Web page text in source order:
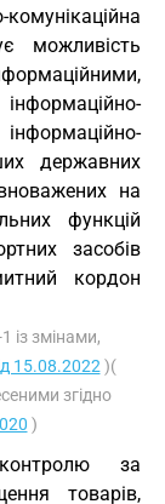
можливість
державних
на
функцій
засобів
кордон
із змінами,
15.08.2022 )(
згідно
)
за
товарів,